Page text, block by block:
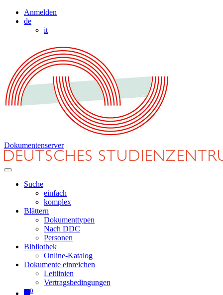
Anmelden
de
it
Dokumentenserver
Suche
einfach
komplex
Blättern
Dokumenttypen
Nach DDC
Personen
Bibliothek
Online-Katalog
Dokumente einreichen
Leitlinien
Vertragsbedingungen
0